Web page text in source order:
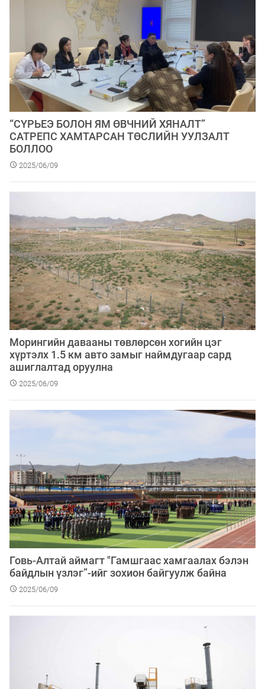
“СҮРЬЕЭ БОЛОН ЯМ ӨВЧНИЙ ХЯНАЛТ”
САТРЕПС ХАМТАРСАН ТӨСЛИЙН УУЛЗАЛТ
БОЛЛОО
2025/06/09
Морингийн давааны төвлөрсөн хогийн цэг
хүртэлх 1.5 км авто замыг наймдугаар сард
ашиглалтад оруулна
2025/06/09
Говь-Алтай аймагт "Гамшгаас хамгаалах бэлэн
байдлын үзлэг”-ийг зохион байгуулж байна
2025/06/09